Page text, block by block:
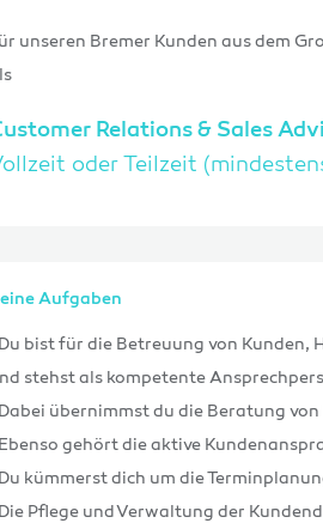
unseren Bremer Kunden aus dem
Relations & Sales
oder Teilzeit
Aufgaben
Du bist für die Betreuung von
stehst als kompetente
Dabei übernimmst du die Beratung
Ebenso gehört die aktive
Du kümmerst dich um die
Die Pflege und Verwaltung der